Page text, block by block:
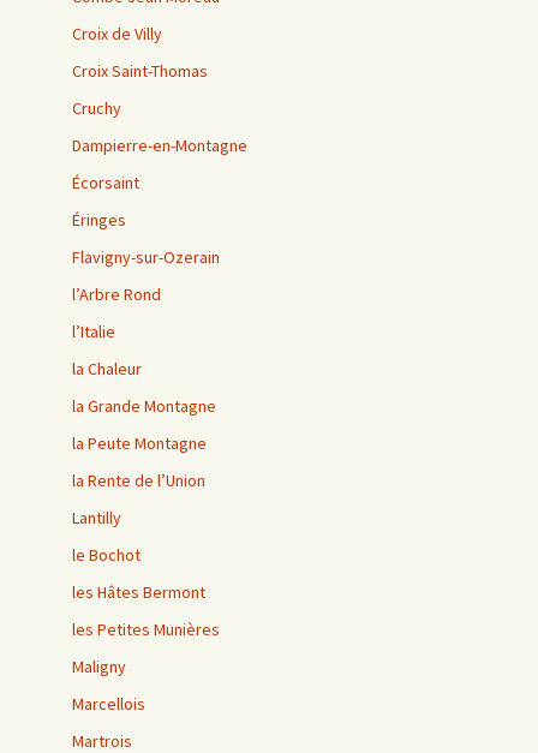
Croix de Villy
Croix Saint-Thomas
Cruchy
Dampierre-en-Montagne
Écorsaint
Éringes
Flavigny-sur-Ozerain
l’Arbre Rond
l’Italie
la Chaleur
la Grande Montagne
la Peute Montagne
la Rente de l’Union
Lantilly
le Bochot
les Hâtes Bermont
les Petites Munières
Maligny
Marcellois
Martrois